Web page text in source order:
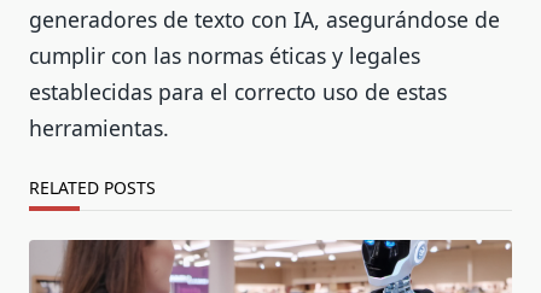
generadores de texto con IA, asegurándose de
cumplir con las normas éticas y legales
establecidas para el correcto uso de estas
herramientas.
RELATED POSTS